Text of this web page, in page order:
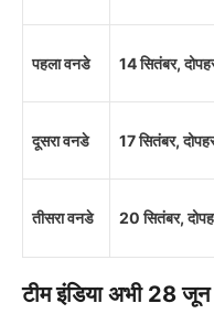
पहला वनडे 14 सितंबर,
दूसरा वनडे 17 सितंबर,
तीसरा वनडे 20 सितंबर,
टीम इंडिया अभी 28 जून